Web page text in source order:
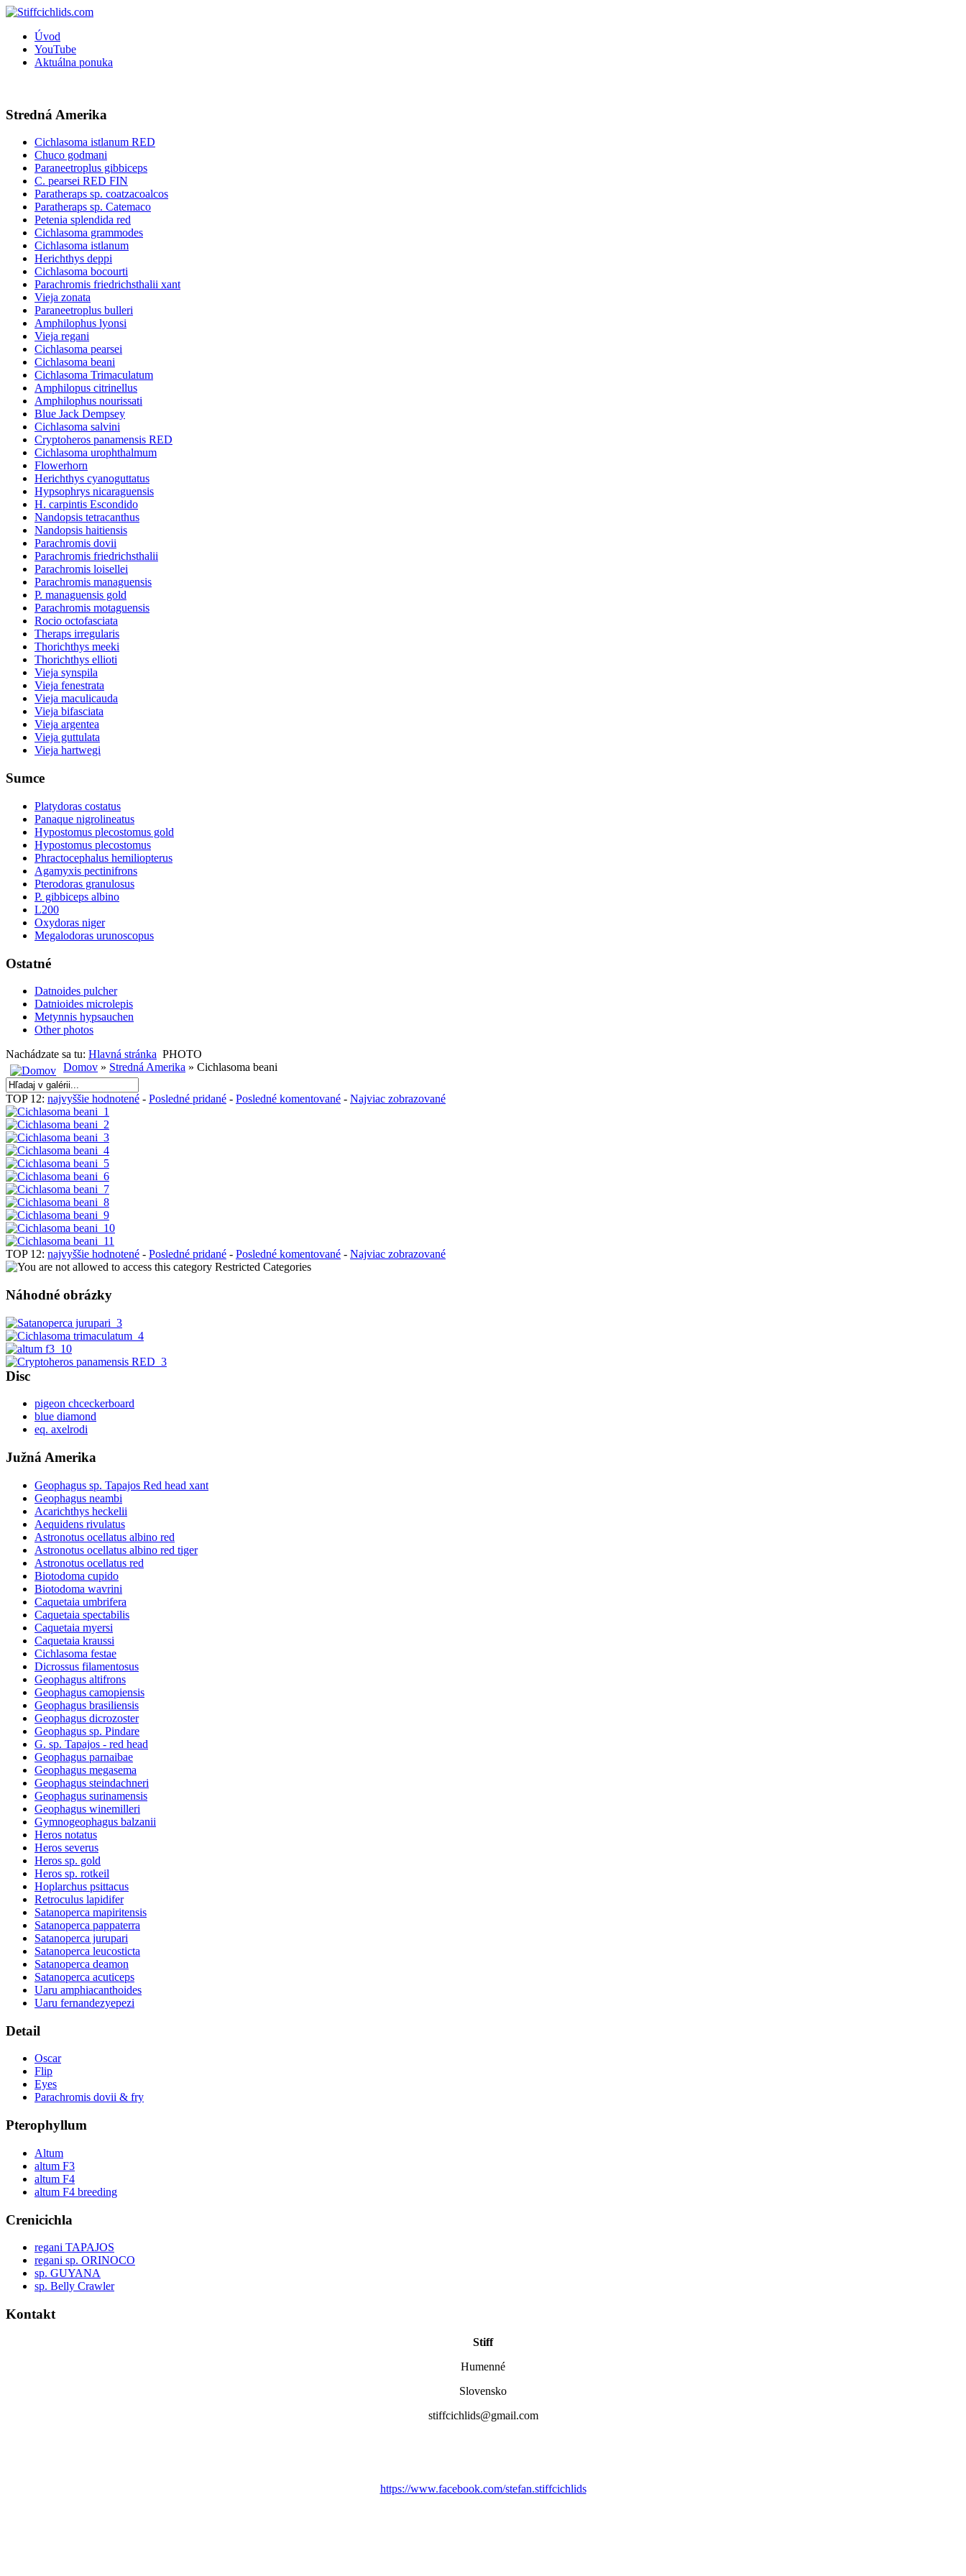
Úvod
YouTube
Aktuálna ponuka
Stredná Amerika
Cichlasoma istlanum RED
Chuco godmani
Paraneetroplus gibbiceps
C. pearsei RED FIN
Paratheraps sp. coatzacoalcos
Paratheraps sp. Catemaco
Petenia splendida red
Cichlasoma grammodes
Cichlasoma istlanum
Herichthys deppi
Cichlasoma bocourti
Parachromis friedrichsthalii xant
Vieja zonata
Paraneetroplus bulleri
Amphilophus lyonsi
Vieja regani
Cichlasoma pearsei
Cichlasoma beani
Cichlasoma Trimaculatum
Amphilopus citrinellus
Amphilophus nourissati
Blue Jack Dempsey
Cichlasoma salvini
Cryptoheros panamensis RED
Cichlasoma urophthalmum
Flowerhorn
Herichthys cyanoguttatus
Hypsophrys nicaraguensis
H. carpintis Escondido
Nandopsis tetracanthus
Nandopsis haitiensis
Parachromis dovii
Parachromis friedrichsthalii
Parachromis loisellei
Parachromis managuensis
P. managuensis gold
Parachromis motaguensis
Rocio octofasciata
Theraps irregularis
Thorichthys meeki
Thorichthys ellioti
Vieja synspila
Vieja fenestrata
Vieja maculicauda
Vieja bifasciata
Vieja argentea
Vieja guttulata
Vieja hartwegi
Sumce
Platydoras costatus
Panaque nigrolineatus
Hypostomus plecostomus gold
Hypostomus plecostomus
Phractocephalus hemiliopterus
Agamyxis pectinifrons
Pterodoras granulosus
P. gibbiceps albino
L200
Oxydoras niger
Megalodoras urunoscopus
Ostatné
Datnoides pulcher
Datnioides microlepis
Metynnis hypsauchen
Other photos
Nachádzate sa tu: Hlavná stránka PHOTO
Domov » Stredná Amerika » Cichlasoma beani
TOP 12: najvyššie hodnotené - Posledné pridané - Posledné komentované - Najviac zobrazované
TOP 12: najvyššie hodnotené - Posledné pridané - Posledné komentované - Najviac zobrazované
Restricted Categories
Náhodné obrázky
Disc
pigeon chceckerboard
blue diamond
eq. axelrodi
Južná Amerika
Geophagus sp. Tapajos Red head xant
Geophagus neambi
Acarichthys heckelii
Aequidens rivulatus
Astronotus ocellatus albino red
Astronotus ocellatus albino red tiger
Astronotus ocellatus red
Biotodoma cupido
Biotodoma wavrini
Caquetaia umbrifera
Caquetaia spectabilis
Caquetaia myersi
Caquetaia kraussi
Cichlasoma festae
Dicrossus filamentosus
Geophagus altifrons
Geophagus camopiensis
Geophagus brasiliensis
Geophagus dicrozoster
Geophagus sp. Pindare
G. sp. Tapajos - red head
Geophagus parnaibae
Geophagus megasema
Geophagus steindachneri
Geophagus surinamensis
Geophagus winemilleri
Gymnogeophagus balzanii
Heros notatus
Heros severus
Heros sp. gold
Heros sp. rotkeil
Hoplarchus psittacus
Retroculus lapidifer
Satanoperca mapiritensis
Satanoperca pappaterra
Satanoperca jurupari
Satanoperca leucosticta
Satanoperca deamon
Satanoperca acuticeps
Uaru amphiacanthoides
Uaru fernandezyepezi
Detail
Oscar
Flip
Eyes
Parachromis dovii & fry
Pterophyllum
Altum
altum F3
altum F4
altum F4 breeding
Crenicichla
regani TAPAJOS
regani sp. ORINOCO
sp. GUYANA
sp. Belly Crawler
Kontakt
Stiff
Humenné
Slovensko
stiffcichlids@gmail.com
https://www.facebook.com/stefan.stiffcichlids